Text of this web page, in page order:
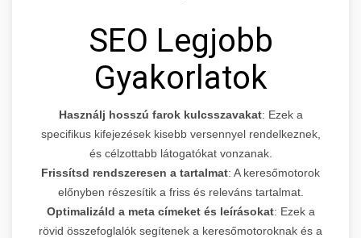
SEO Legjobb
Gyakorlatok
Használj hosszú farok kulcsszavakat: Ezek a
specifikus kifejezések kisebb versennyel rendelkeznek,
és célzottabb látogatókat vonzanak.
Frissítsd rendszeresen a tartalmat: A keresőmotorok
előnyben részesítik a friss és releváns tartalmat.
Optimalizáld a meta címeket és leírásokat: Ezek a
rövid összefoglalók segítenek a keresőmotoroknak és a